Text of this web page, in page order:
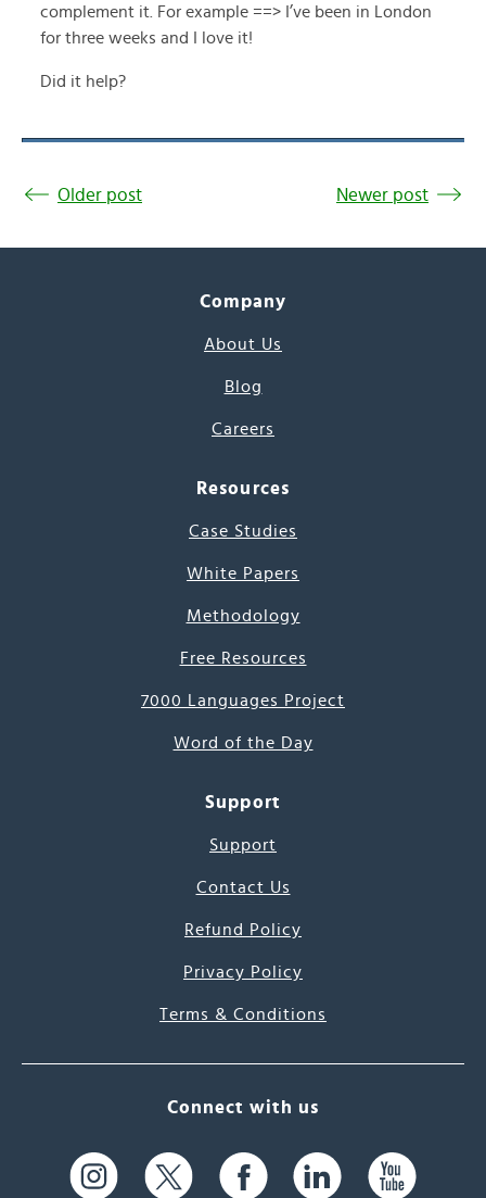
complement it. For example ==> I’ve been in London
for three weeks and I love it!
Did it help?
Older post Newer post
Company
About Us
Blog
Careers
Resources
Case Studies
White Papers
Methodology
Free Resources
7000 Languages Project
Word of the Day
Support
Support
Contact Us
Refund Policy
Privacy Policy
Terms & Conditions
Connect with us